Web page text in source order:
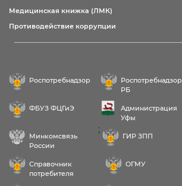
Медицинская книжка (ЛМК)
Противодействие коррупции
Роспотребнадзор
Роспотребнадзор
РБ
ФБУЗ ФЦГиЭ
Администрация
Уфы
Минкомсвязь
России
;
ГИР ЗПП
Справочник
потребителя
ОГМУ